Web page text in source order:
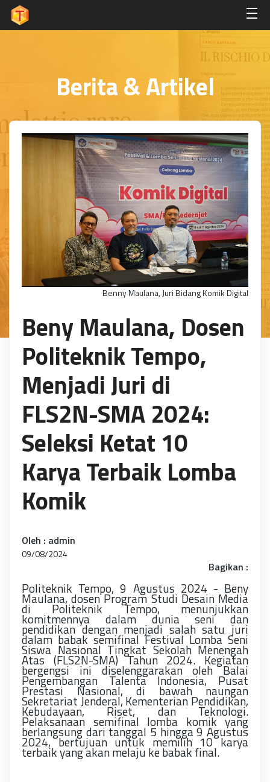
Berita & Artikel
Benny Maulana, Juri Bidang Komik Digital
Beny Maulana, Dosen
Politeknik Tempo,
Menjadi Juri di
FLS2N-SMA 2024:
Seleksi Ketat 10
Karya Terbaik Lomba
Komik
Oleh : admin
09/08/2024
Bagikan :
Politeknik Tempo, 9 Agustus 2024 - Beny
Maulana, dosen Program Studi Desain Media
di Politeknik Tempo, menunjukkan
komitmennya dalam dunia seni dan
pendidikan dengan menjadi salah satu juri
dalam babak semifinal Festival Lomba Seni
Siswa Nasional Tingkat Sekolah Menengah
Atas (FLS2N-SMA) Tahun 2024. Kegiatan
bergengsi ini diselenggarakan oleh Balai
Pengembangan Talenta Indonesia, Pusat
Prestasi Nasional, di bawah naungan
Sekretariat Jenderal, Kementerian Pendidikan,
Kebudayaan, Riset, dan Teknologi.
Pelaksanaan semifinal lomba komik yang
berlangsung dari tanggal 5 hingga 9 Agustus
2024, bertujuan untuk memilih 10 karya
terbaik yang akan melaju ke babak final.